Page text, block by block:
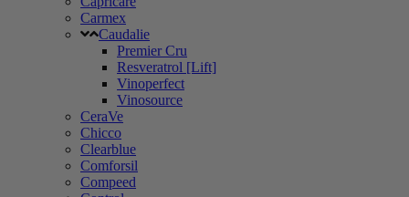
Carmex
Caudalie
Premier Cru
Resveratrol [Lift]
Vinoperfect
Vinosource
CeraVe
Chicco
Clearblue
Comforsil
Compeed